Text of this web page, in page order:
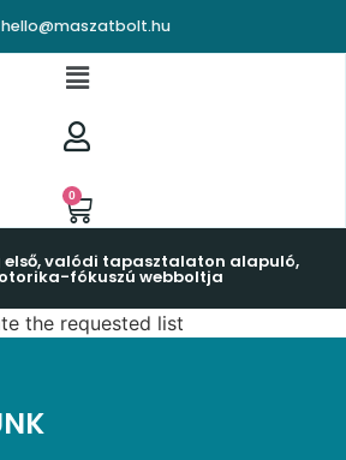
hello@maszatbolt.hu
0
valódi tapasztalaton alapuló,
fókuszú webboltja
the requested list